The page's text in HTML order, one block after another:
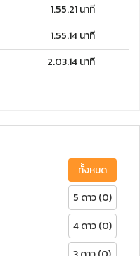
1.55.21 นาที
1.55.14 นาที
2.03.14 นาที
ทั้งหมด
5 ดาว (0)
4 ดาว (0)